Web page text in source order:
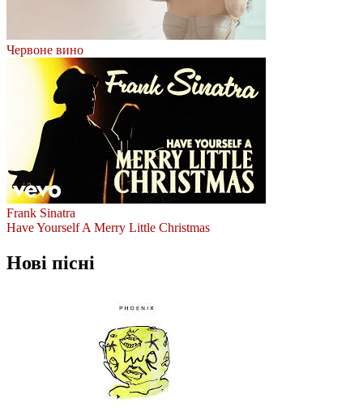
Червоне вино
Frank Sinatra
Have Yourself A Merry Little Christmas
Нові пісні